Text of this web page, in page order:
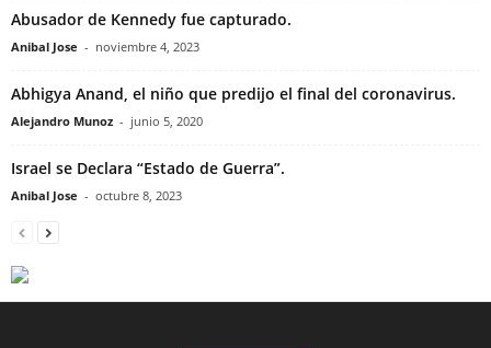
Abusador de Kennedy fue capturado.
Anibal Jose - noviembre 4, 2023
Abhigya Anand, el niño que predijo el final del coronavirus.
Alejandro Munoz - junio 5, 2020
Israel se Declara “Estado de Guerra”.
Anibal Jose - octubre 8, 2023